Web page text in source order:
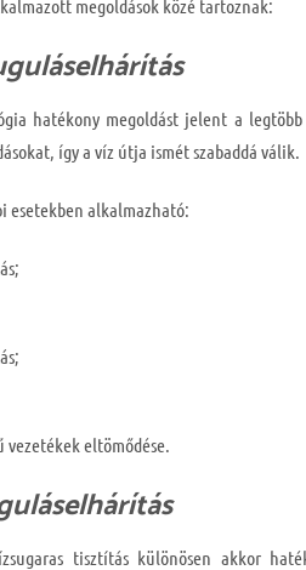
megoldások közé tartoznak:
hatékony megoldást jelent a
így a víz útja ismét szabaddá válik.
esetekben alkalmazható:
vezetékek eltömődése.
tisztítás különösen akkor